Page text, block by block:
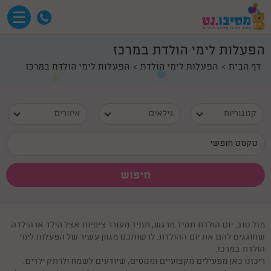
הפעלות לימי הולדת במרכז
דף הבית הפעלות לימי הולדת הפעלות לימי הולדת במרכז
קטגוריות גילאים איזורים
מזל טוב. יום הולדת תמיד מרגש, תמיד מעורר ציפיות אצל הילד או הילדה
שחוגגים להם את יום ההולדת. לרשותכם מגוון עשיר של הפעלות לימי
הולדת במרכז.
ריכזנו כאן מפעילים מקצועיים ומנוסים, שיודעים לשמח ולרתק ילדים.